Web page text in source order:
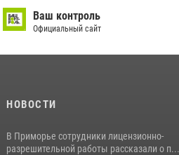
Ваш контроль
Официальный сайт
НОВОСТИ
В Приморье сотрудники лицензионно-
разрешительной работы рассказали о п...